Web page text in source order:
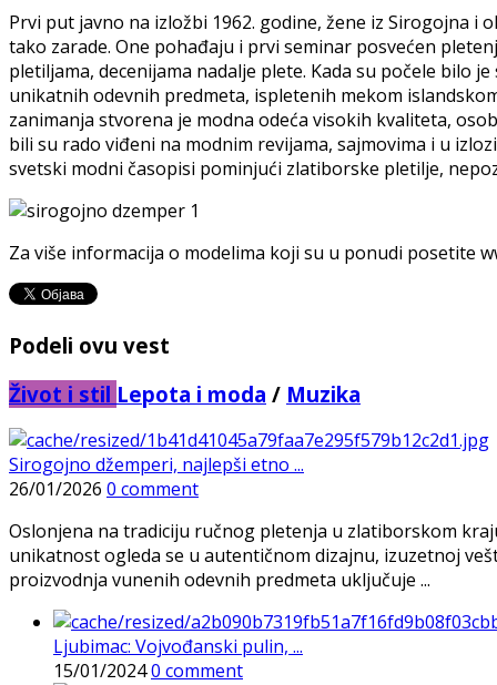
Prvi put javno na izložbi 1962. godine, žene iz Sirogojna
tako zarade. One pohađaju i prvi seminar posvećen
pletiljama, decenijama nadalje plete. Kada su počele bilo
unikatnih odevnih predmeta, ispletenih mekom
zanimanja stvorena je modna odeća visokih kvaliteta,
bili su rado viđeni na modnim revijama, sajmovima i u
svetski modni časopisi pominjući zlatiborske pletilje,
Za više informacija o modelima koji su u ponudi posetite
Podeli ovu vest
Život i stil Lepota i moda / Muzika
Sirogojno džemperi, najlepši etno ...
26/01/2026 0 comment
Oslonjena na tradiciju ručnog pletenja u zlatiborskom
unikatnost ogleda se u autentičnom dizajnu, izuzetnoj
proizvodnja vunenih odevnih predmeta uključuje ...
Ljubimac: Vojvođanski pulin, ...
15/01/20240 comment